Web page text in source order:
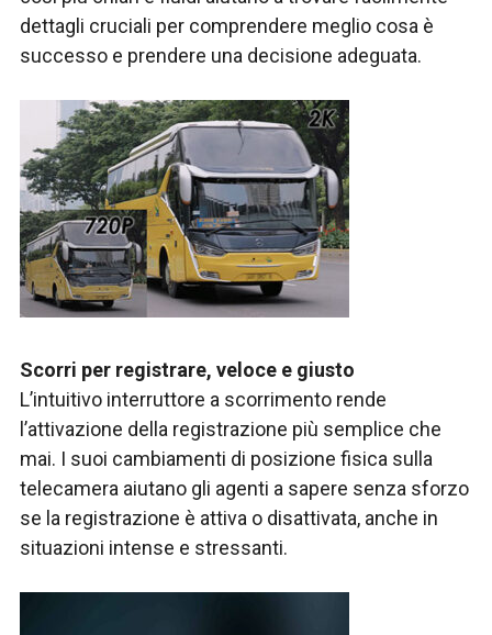
dettagli cruciali per comprendere meglio cosa è
successo e prendere una decisione adeguata.
Scorri per registrare, veloce e giusto
L’intuitivo interruttore a scorrimento rende
l’attivazione della registrazione più semplice che
mai. I suoi cambiamenti di posizione fisica sulla
telecamera aiutano gli agenti a sapere senza sforzo
se la registrazione è attiva o disattivata, anche in
situazioni intense e stressanti.